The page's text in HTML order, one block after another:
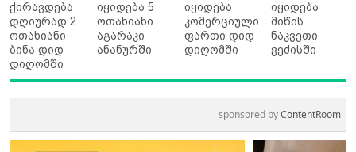
ქირავდება
დღიურად 2
ოთახიანი
ბინა დიდ
დიღომში
იყიდება 5
ოთახიანი
აგარაკი
ანანურში
იყიდება
კომერციული
ფართი დიდ
დიღომში
იყიდება
მიწის
ნაკვეთი
ვეძისში
sponsored byContentRoom